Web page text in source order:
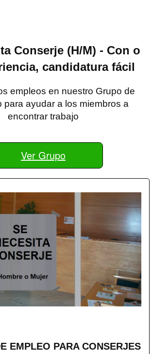
Conserje (H/M) - Con o
candidatura fácil
empleos en nuestro Grupo de
para ayudar a los miembros a
encontrar trabajo
Ver Grupo
EMPLEO PARA CONSERJES